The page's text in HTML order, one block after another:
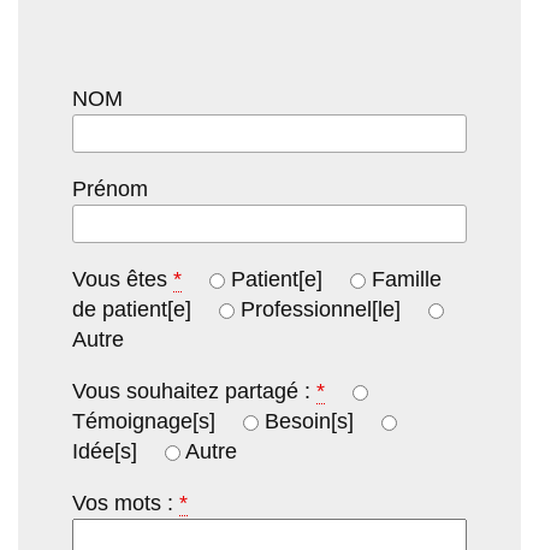
NOM
Prénom
Vous êtes * Patient[e]
Famille
de patient[e]
Professionnel[le]
Autre
Vous souhaitez partagé : *
Témoignage[s]
Besoin[s]
Idée[s]
Autre
Vos mots : *